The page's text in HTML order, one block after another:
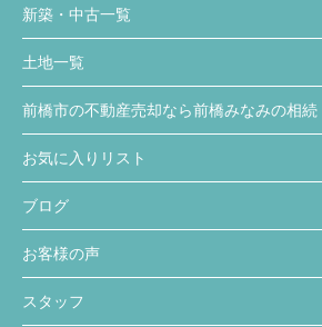
新築・中古一覧
土地一覧
前橋市の不動産売却なら前橋みなみの相続
お気に入りリスト
ブログ
お客様の声
スタッフ